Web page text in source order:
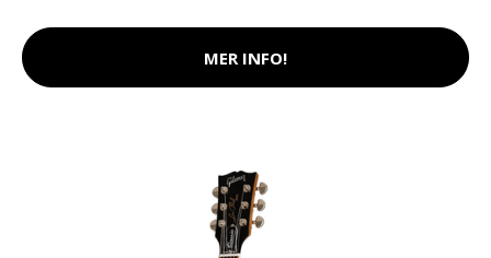
MER INFO!